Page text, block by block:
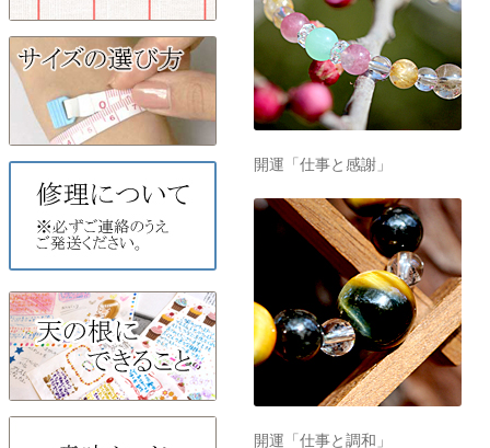
開運「仕事と感謝」
開運「仕事と調和」